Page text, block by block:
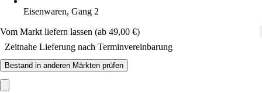
Eisenwaren, Gang 2
Vom Markt liefern lassen (ab 49,00 €)
Zeitnahe Lieferung nach Terminvereinbarung
Bestand in anderen Märkten prüfen